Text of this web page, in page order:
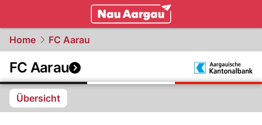
Home FC Aarau
FC Aarau
Übersicht